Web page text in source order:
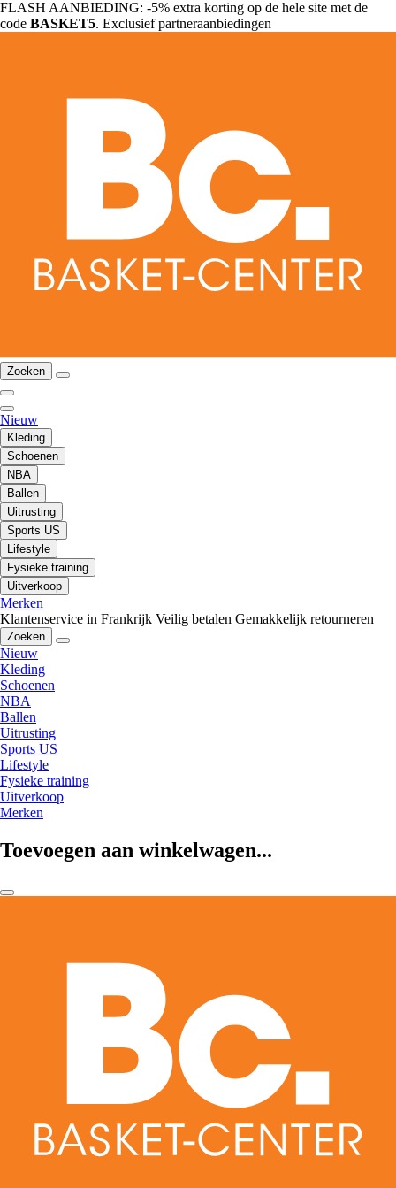
FLASH AANBIEDING: -5% extra korting op de hele site met de
code BASKET5. Exclusief partneraanbiedingen
Zoeken
Nieuw
Kleding
Schoenen
NBA
Ballen
Uitrusting
Sports US
Lifestyle
Fysieke training
Uitverkoop
Merken
Klantenservice in Frankrijk Veilig betalen Gemakkelijk retourneren
Zoeken
Nieuw
Kleding
Schoenen
NBA
Ballen
Uitrusting
Sports US
Lifestyle
Fysieke training
Uitverkoop
Merken
Toevoegen aan winkelwagen...